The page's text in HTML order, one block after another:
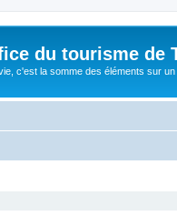
du tourisme de
c'est la somme des éléments sur